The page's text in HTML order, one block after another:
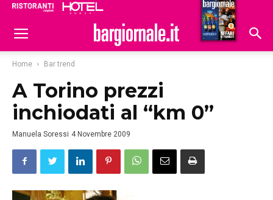
Hoteldomani
Home Bar trend
A Torino prezzi
inchiodati al “km 0”
Manuela Soressi 4 Novembre 2009